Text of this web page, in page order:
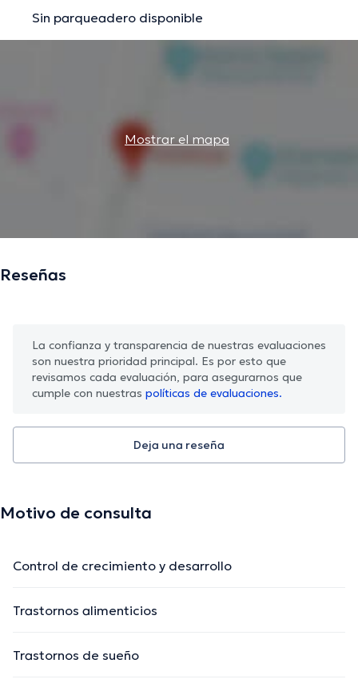
Sin parqueadero disponible
Mostrar el mapa
Reseñas
La confianza y transparencia de nuestras evaluaciones
son nuestra prioridad principal. Es por esto que
revisamos cada evaluación, para asegurarnos que
cumple con nuestras políticas de evaluaciones.
Deja una reseña
Motivo de consulta
Control de crecimiento y desarrollo
Trastornos alimenticios
Trastornos de sueño